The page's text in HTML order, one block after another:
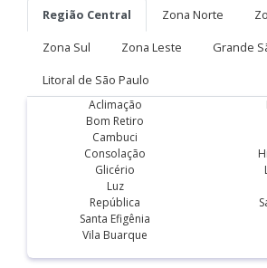
Região Central Zona Norte
Zona Sul
Zona Leste
Grande
Litoral de São Paulo
Aclimação
Bom Retiro
Cambuci
Consolação
Glicério
Luz
República
Santa Efigênia
Vila Buarque